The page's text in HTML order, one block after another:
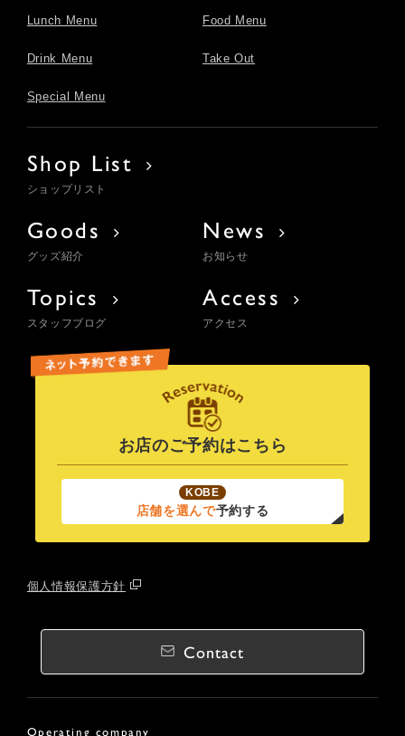
Lunch Menu Food Menu
Drink Menu Take Out
Special Menu
Shop List
ショップリスト
Goods
グッズ紹介
News
お知らせ
Topics
スタッフブログ
Access
アクセス
お店のご予約はこちら
KOBE
店舗を選んで予約する
個人情報保護方針
Contact
Operating company